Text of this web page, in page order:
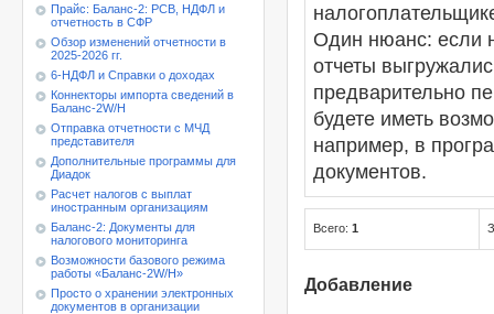
Прайс: Баланс-2: РСВ, НДФЛ и
отчетность в СФР
Обзор изменений отчетности в
2025-2026 гг.
6-НДФЛ и Справки о доходах
Коннекторы импорта сведений в
Баланс-2W/Н
Отправка отчетности с МЧД
представителя
Дополнительные программы для
Диадок
Расчет налогов с выплат
иностранным организациям
Баланс-2: Документы для
налогового мониторинга
Возможности базового режима
работы «Баланс-2W/Н»
Просто о хранении электронных
документов в организации
Один нюанс: если
отчеты
предварительно
будете иметь
например, в
документов.
Всего: 1
Добавление